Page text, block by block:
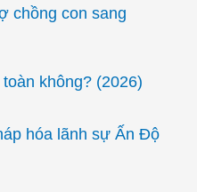
chồng con sang
không? (2026)
hóa lãnh sự Ấn Độ